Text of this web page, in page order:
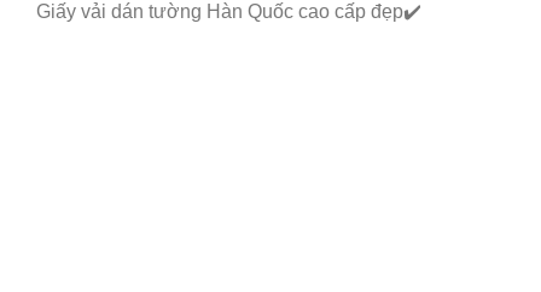
Giấy vải dán tường Hàn Quốc cao cấp đẹp✔️